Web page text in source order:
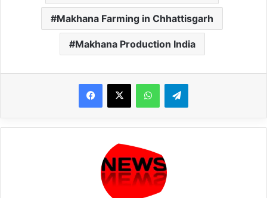
Makhana Farming in Chhattisgarh
Makhana Production India
WhatsAppTelegram